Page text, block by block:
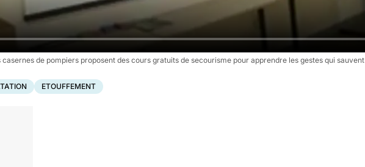
de pompiers proposent des cours gratuits de secourisme pour apprendre les gestes qui sauvent
ETOUFFEMENT